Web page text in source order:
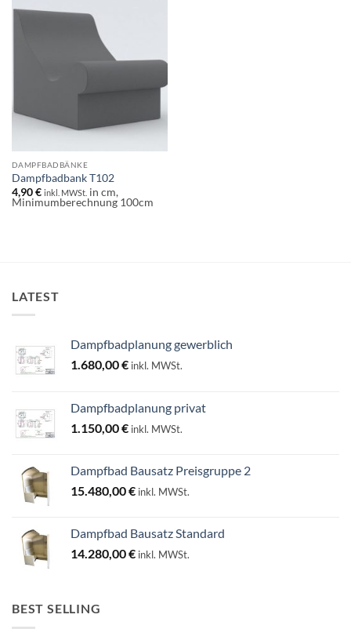
DAMPFBADBÄNKE
Dampfbadbank T102
4,90€ inkl. MWSt.in cm,
Minimumberechnung 100cm
LATEST
Dampfbadplanung gewerblich
1.680,00€ inkl. MWSt.
Dampfbadplanung privat
1.150,00€ inkl. MWSt.
Dampfbad Bausatz Preisgruppe 2
15.480,00€ inkl. MWSt.
Dampfbad Bausatz Standard
14.280,00€ inkl. MWSt.
BEST SELLING